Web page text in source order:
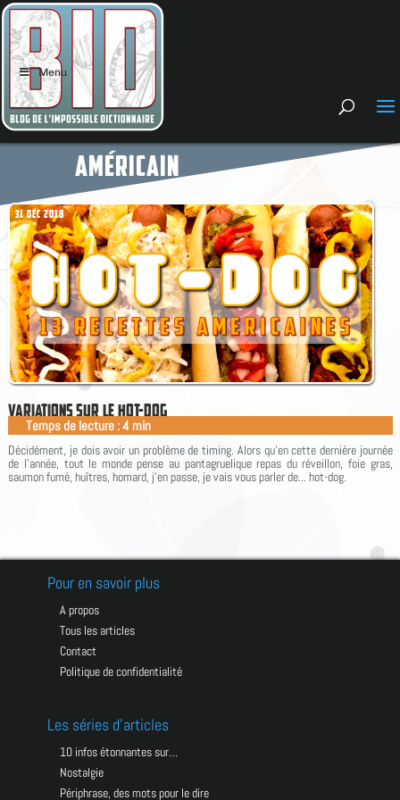
Menu
AMÉRICAIN
VARIATIONSSURLEHOT-DOG
31 DÉC 2018
Temps de lecture :4 min
Décidément, je dois avoir un problème de timing. Alors qu'en cette dernière journée
de l'année, tout le monde pense au pantagruelique repas du réveillon, foie gras,
saumon fumé, huîtres, homard, j'en passe, je vais vous parler de... hot-dog.
Pour en savoir plus
A propos
Tous les articles
Contact
Politique de confidentialité
Les séries d’articles
10 infos étonnantes sur…
Nostalgie
Périphrase, des mots pour le dire